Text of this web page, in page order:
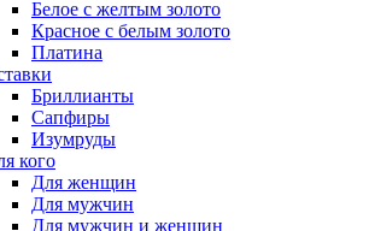
Белое с желтым золото
Красное с белым золото
Платина
Бриллианты
Сапфиры
Изумруды
кого
Для женщин
Для мужчин
Для мужчин и женщин